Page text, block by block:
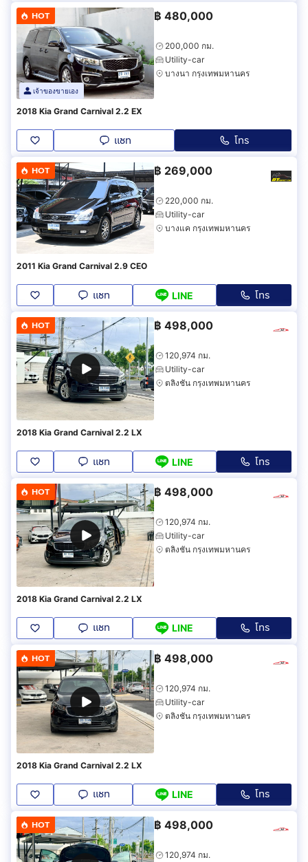
HOT
เจ้าของขายเอง
฿ 480,000
200,000 กม.
Utility-car
บางนา กรุงเทพมหานคร
2018 Kia Grand Carnival 2.2 EX
แชท โทร
HOT ฿ 269,000
220,000 กม.
Utility-car
บางแค กรุงเทพมหานคร
2011 Kia Grand Carnival 2.9 CEO
แชท LINE โทร
HOT ฿ 498,000
120,974 กม.
Utility-car
ตลิ่งชัน กรุงเทพมหานคร
2018 Kia Grand Carnival 2.2 LX
แชท LINE โทร
HOT ฿ 498,000
120,974 กม.
Utility-car
ตลิ่งชัน กรุงเทพมหานคร
2018 Kia Grand Carnival 2.2 LX
แชท LINE โทร
HOT ฿ 498,000
120,974 กม.
Utility-car
ตลิ่งชัน กรุงเทพมหานคร
2018 Kia Grand Carnival 2.2 LX
แชท LINE โทร
HOT ฿ 498,000
120,974 กม.